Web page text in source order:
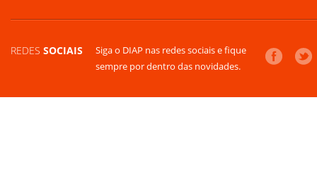
REDES SOCIAIS
Siga o DIAP nas redes sociais e fique
sempre por dentro das novidades.